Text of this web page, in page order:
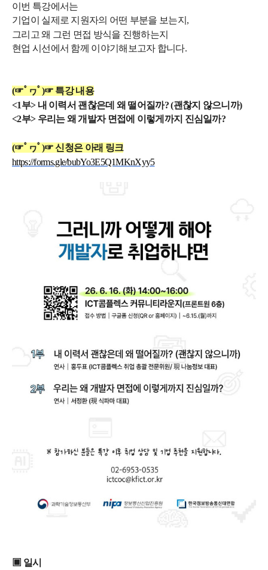
이번 특강에서는
기업이 실제로 지원자의 어떤 부분을 보는지,
그리고 왜 그런 면접 방식을 진행하는지
현업 시선에서 함께 이야기해보고자 합니다.
(☞ﾟヮﾟ)☞ 특강 내용
<1부> 내 이력서 괜찮은데 왜 떨어질까? (괜찮지 않으니까)
<2부> 우리는 왜 개발자 면접에 이렇게까지 진심일까?
(☞ﾟヮﾟ)☞ 신청은 아래 링크
https://forms.gle/bubYo3E5Q1MKnXyy5
▣ 일시